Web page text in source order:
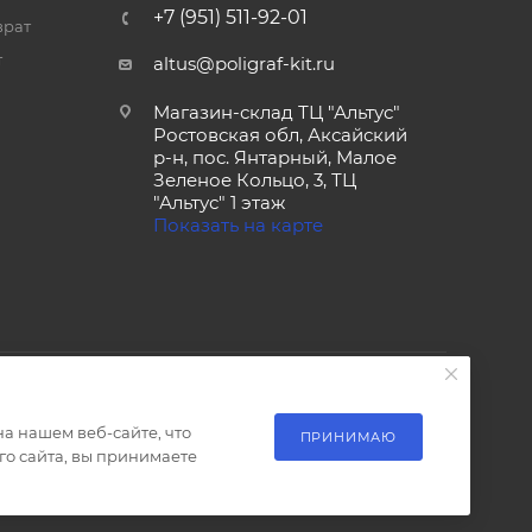
+7 (951) 511-92-01
altus@poligraf-kit.ru
Магазин-склад ТЦ "Альтус"
Ростовская обл, Аксайский
р-н, пос. Янтарный, Малое
Зеленое Кольцо, 3, ТЦ
"Альтус" 1 этаж
Показать на карте
нашем веб-сайте, что
сайта, вы принимаете
ПРИНИМАЮ